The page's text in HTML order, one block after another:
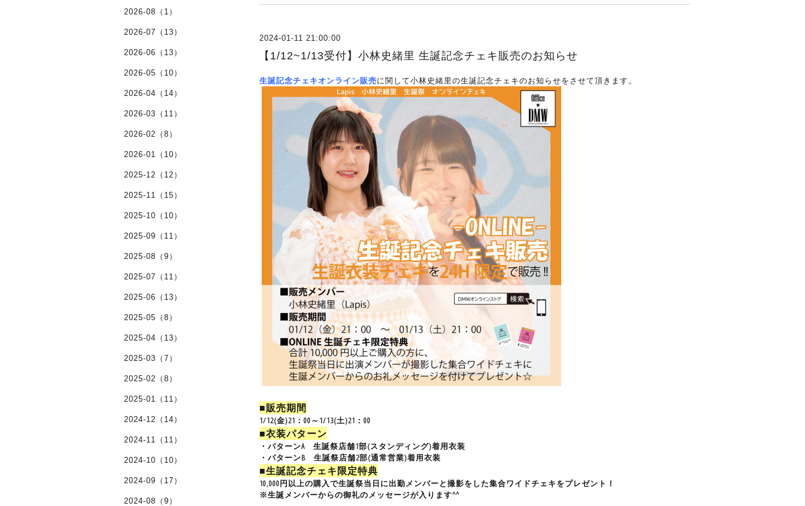
2024-01-11 21:00:00
【1/12~1/13受付】小林史緒里 生誕記念チェキ販売のお知らせ
生誕記念チェキオンライン販売に関して小林史緒里の生誕記念チェキのお知らせをさせて頂きます。
■販売期間
1/12(金)21：00～1/13(土)21：00
■衣装パターン
・パターンA 生誕祭店舗1部(スタンディング)着用衣装
・パターンB 生誕祭店舗2部(通常営業)着用衣装
■生誕記念チェキ限定特典
10,000円以上の購入で生誕祭当日に出勤メンバーと撮影をした集合ワイドチェキをプレゼント！
※生誕メンバーからの御礼のメッセージが入ります^^
2026-08（1）
2026-07（13）
2026-06（13）
2026-05（10）
2026-04（14）
2026-03（11）
2026-02（8）
2026-01（10）
2025-12（12）
2025-11（15）
2025-10（10）
2025-09（11）
2025-08（9）
2025-07（11）
2025-06（13）
2025-05（8）
2025-04（13）
2025-03（7）
2025-02（8）
2025-01（11）
2024-12（14）
2024-11（11）
2024-10（10）
2024-09（17）
2024-08（9）